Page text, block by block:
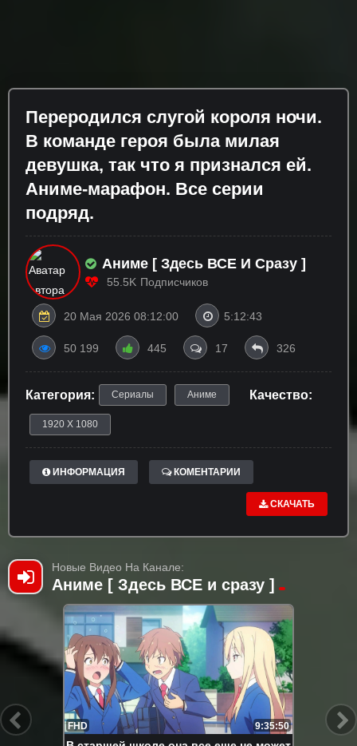
Переродился слугой короля ночи.
В команде героя была милая
девушка, так что я признался ей.
Аниме-марафон. Все серии
подряд.
Аниме [ Здесь ВСЕ И Сразу ]
55.5K Подписчиков
20 Мая 2026 08:12:00 5:12:43
50 199 445 17 326
Категория: Сериалы Аниме Качество:
1920 X 1080
ИНФОРМАЦИЯ КОМЕНТАРИИ
СКАЧАТЬ
Новые Видео На Канале:
Аниме [ Здесь ВСЕ и сразу ]
FHD 9:35:50